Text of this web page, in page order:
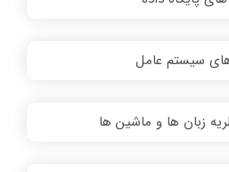
سیستم عامل
زبان ها و ماشین ها